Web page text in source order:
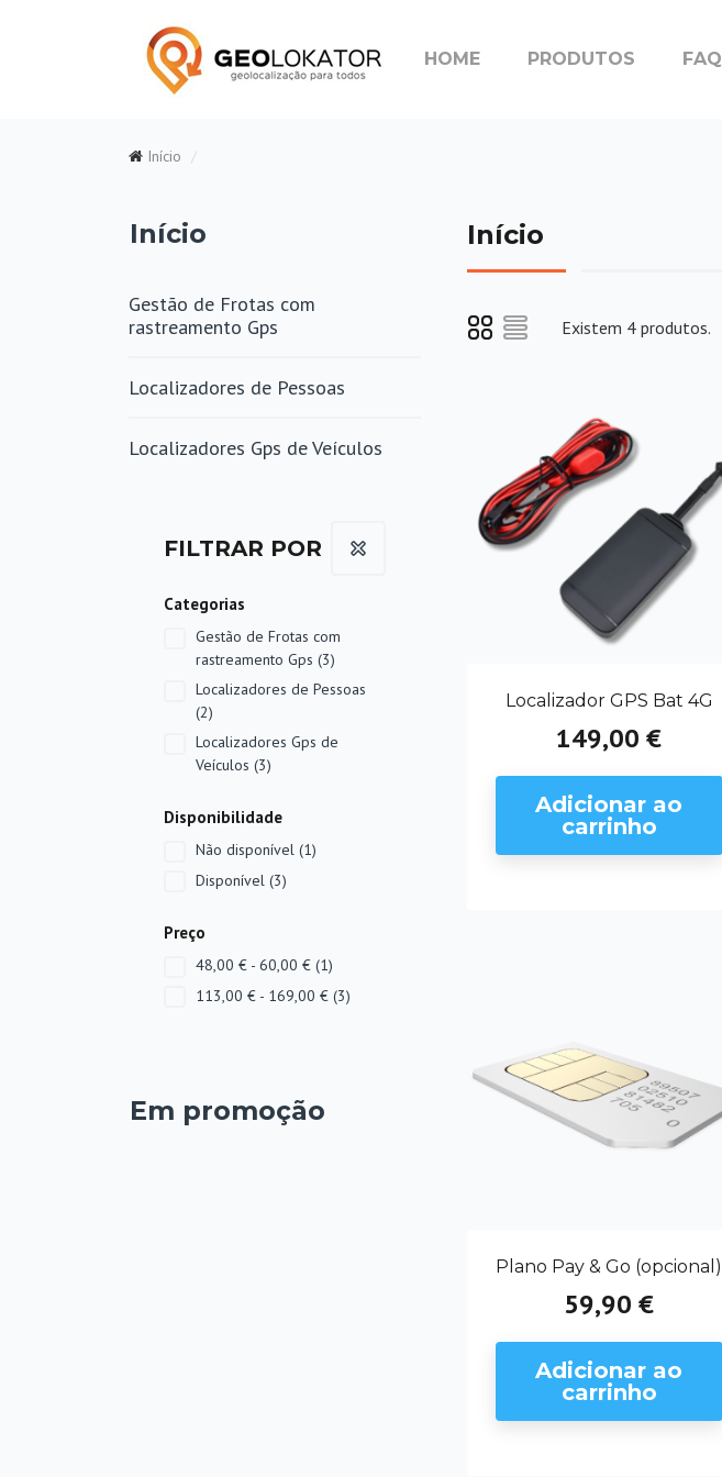
HOME PRODUTOS FAQ
Início
Início
Gestão de Frotas com
rastreamento Gps
Localizadores de Pessoas
Localizadores Gps de Veículos
FILTRAR POR
Categorias
Gestão de Frotas com
rastreamento Gps (3)
Localizadores de Pessoas
(2)
Localizadores Gps de
Veículos (3)
Disponibilidade
Não disponível (1)
Disponível (3)
Preço
48,00 € - 60,00 € (1)
113,00 € - 169,00 € (3)
Em promoção
Início
Existem 4 produtos.
Localizador GPS Bat 4G
Preço
149,00 €
Adicionar ao
carrinho
Plano Pay & Go (opcional)
Preço
59,90 €
Adicionar ao
carrinho